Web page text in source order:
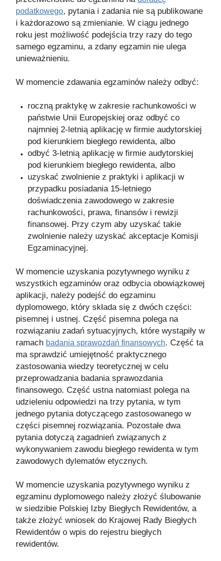
podatkowego, pytania i zadania nie są publikowane
i każdorazowo są zmienianie. W ciągu jednego
roku jest możliwość podejścia trzy razy do tego
samego egzaminu, a zdany egzamin nie ulega
unieważnieniu.
W momencie zdawania egzaminów należy odbyć:
roczną praktykę w zakresie rachunkowości w
państwie Unii Europejskiej oraz odbyć co
najmniej 2-letnią aplikację w firmie audytorskiej
pod kierunkiem biegłego rewidenta, albo
odbyć 3-letnią aplikację w firmie audytorskiej
pod kierunkiem biegłego rewidenta, albo
uzyskać zwolnienie z praktyki i aplikacji w
przypadku posiadania 15-letniego
doświadczenia zawodowego w zakresie
rachunkowości, prawa, finansów i rewizji
finansowej. Przy czym aby uzyskać takie
zwolnienie należy uzyskać akceptacje Komisji
Egzaminacyjnej.
W momencie uzyskania pozytywnego wyniku z
wszystkich egzaminów oraz odbycia obowiązkowej
aplikacji, należy podejść do egzaminu
dyplomowego, który składa się z dwóch części:
pisemnej i ustnej. Część pisemna polega na
rozwiązaniu zadań sytuacyjnych, które wystąpiły w
ramach badania sprawozdań finansowych. Część ta
ma sprawdzić umiejętność praktycznego
zastosowania wiedzy teoretycznej w celu
przeprowadzania badania sprawozdania
finansowego. Część ustna natomiast polega na
udzieleniu odpowiedzi na trzy pytania, w tym
jednego pytania dotyczącego zastosowanego w
części pisemnej rozwiązania. Pozostałe dwa
pytania dotyczą zagadnień związanych z
wykonywaniem zawodu biegłego rewidenta w tym
zawodowych dylematów etycznych.
W momencie uzyskania pozytywnego wyniku z
egzaminu dyplomowego należy złożyć ślubowanie
w siedzibie Polskiej Izby Biegłych Rewidentów, a
także złożyć wniosek do Krajowej Rady Biegłych
Rewidentów o wpis do rejestru biegłych
rewidentów.